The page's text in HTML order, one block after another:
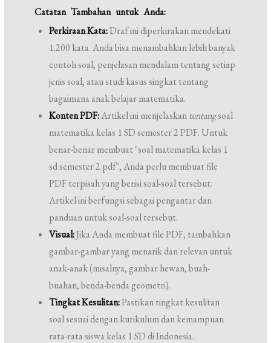
Catatan Tambahan untuk Anda:
Perkiraan Kata:Draf ini diperkirakan mendekati
1.200 kata. Anda bisa menambahkan lebih banyak
contoh soal, penjelasan mendalam tentang setiap
jenis soal, atau studi kasus singkat tentang
bagaimana anak belajar matematika.
Konten PDF:Artikel ini menjelaskantentangsoal
matematika kelas 1 SD semester 2 PDF. Untuk
benar-benar membuat "soal matematika kelas 1
sd semester 2 pdf", Anda perlu membuat file
PDF terpisah yang berisi soal-soal tersebut.
Artikel ini berfungsi sebagai pengantar dan
panduan untuk soal-soal tersebut.
Visual:Jika Anda membuat file PDF, tambahkan
gambar-gambar yang menarik dan relevan untuk
anak-anak (misalnya, gambar hewan, buah-
buahan, benda-benda geometri).
Tingkat Kesulitan:Pastikan tingkat kesulitan
soal sesuai dengan kurikulum dan kemampuan
rata-rata siswa kelas 1 SD di Indonesia.